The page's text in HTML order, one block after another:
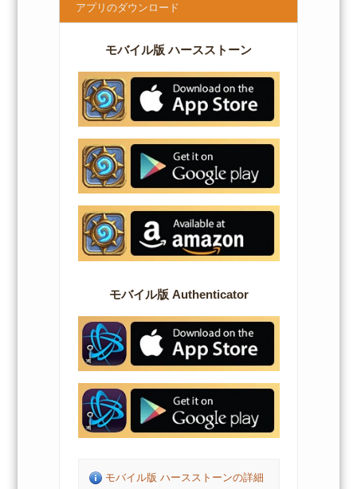
アプリのダウンロード
モバイル版 ハースストーン
モバイル版 Authenticator
モバイル版 ハースストーンの詳細